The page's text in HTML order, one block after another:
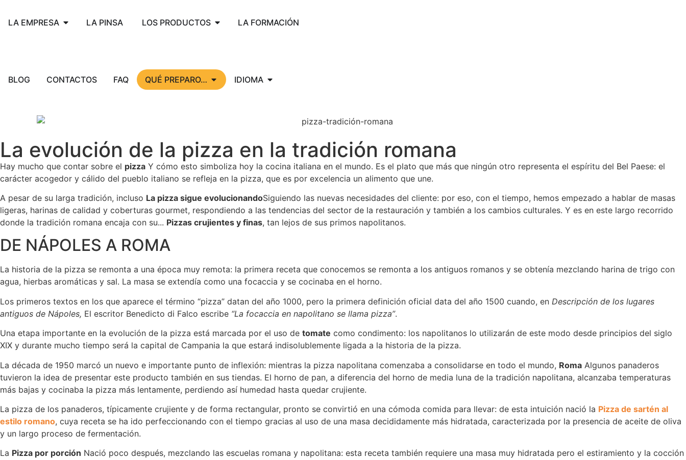
LA EMPRESA LA PINSA LOS PRODUCTOS LA FORMACIÓN
BLOG CONTACTOS FAQ QUÉ PREPARO… IDIOMA
La evolución de la pizza en la tradición romana
Hay mucho que contar sobre el pizza Y cómo esto simboliza hoy la cocina italiana en el mundo. Es el plato que más que ningún otro representa el espíritu del Bel Paese: el
carácter acogedor y cálido del pueblo italiano se refleja en la pizza, que es por excelencia un alimento que une.
A pesar de su larga tradición, incluso La pizza sigue evolucionandoSiguiendo las nuevas necesidades del cliente: por eso, con el tiempo, hemos empezado a hablar de masas
ligeras, harinas de calidad y coberturas gourmet, respondiendo a las tendencias del sector de la restauración y también a los cambios culturales. Y es en este largo recorrido
donde la tradición romana encaja con su... Pizzas crujientes y finas, tan lejos de sus primos napolitanos.
DE NÁPOLES A ROMA
La historia de la pizza se remonta a una época muy remota: la primera receta que conocemos se remonta a los antiguos romanos y se obtenía mezclando harina de trigo con
agua, hierbas aromáticas y sal. La masa se extendía como una focaccia y se cocinaba en el horno.
Los primeros textos en los que aparece el término “pizza” datan del año 1000, pero la primera definición oficial data del año 1500 cuando, en Descripción de los lugares
antiguos de Nápoles, El escritor Benedicto di Falco escribe “La focaccia en napolitano se llama pizza”.
Una etapa importante en la evolución de la pizza está marcada por el uso de tomate como condimento: los napolitanos lo utilizarán de este modo desde principios del siglo
XIX y durante mucho tiempo será la capital de Campania la que estará indisolublemente ligada a la historia de la pizza.
La década de 1950 marcó un nuevo e importante punto de inflexión: mientras la pizza napolitana comenzaba a consolidarse en todo el mundo, Roma Algunos panaderos
tuvieron la idea de presentar este producto también en sus tiendas. El horno de pan, a diferencia del horno de media luna de la tradición napolitana, alcanzaba temperaturas
más bajas y cocinaba la pizza más lentamente, perdiendo así humedad hasta quedar crujiente.
La pizza de los panaderos, típicamente crujiente y de forma rectangular, pronto se convirtió en una cómoda comida para llevar: de esta intuición nació la Pizza de sartén al
estilo romano, cuya receta se ha ido perfeccionando con el tiempo gracias al uso de una masa decididamente más hidratada, caracterizada por la presencia de aceite de oliva
y un largo proceso de fermentación.
La Pizza por porción Nació poco después, mezclando las escuelas romana y napolitana: esta receta también requiere una masa muy hidratada pero el estiramiento y la cocción